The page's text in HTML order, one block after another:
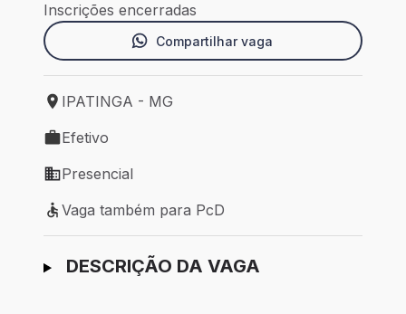
Inscrições encerradas
Compartilhar vaga
Local de trabalho: IPATINGA - MG
IPATINGA - MG
Tipo de vaga: Efetivo
Efetivo
Modelo de trabalho: Presencial
Presencial
Vaga também para PcD
Vaga também para PcD
Ir para candidatura
DESCRIÇÃO DA VAGA